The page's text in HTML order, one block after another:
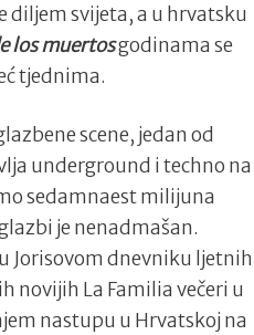
diljem svijeta, a u hrvatsku
los muertosgodinama se
tjednima.
scene, jedan od
underground i techno na
sedamnaest milijuna
je nenadmašan.
Jorisovom dnevniku ljetnih
novijih La Familia večeri u
nastupu u Hrvatskoj na